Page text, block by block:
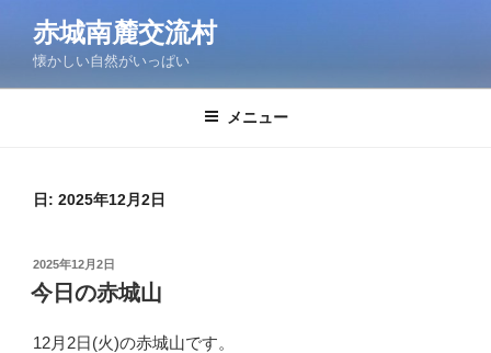
ン
赤城南麓交流村
懐かしい自然がいっぱい
メニュー
日: 2025年12月2日
投
稿
日:
2025年12月2日
今日の赤城山
12月2日(火)の赤城山です。